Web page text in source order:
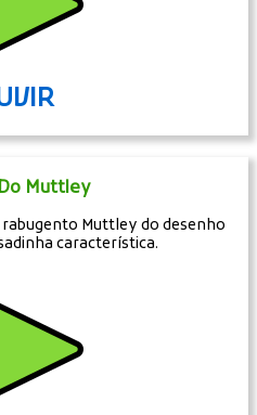
Muttley
Muttley do desenho
característica.